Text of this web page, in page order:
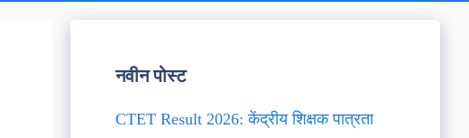
नवीन पोस्ट
CTET Result 2026: केंद्रीय शिक्षक पात्रता